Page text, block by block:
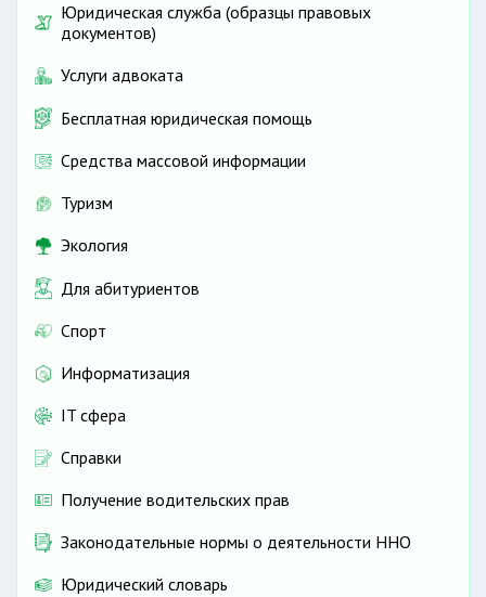
Юридическая служба (образцы правовых
документов)
Услуги адвоката
Бесплатная юридическая помощь
Средства массовой информации
Туризм
Экология
Для абитуриентов
Спорт
Информатизация
IT сфера
Справки
Получение водительских прав
Законодательные нормы о деятельности ННО
Юридический словарь